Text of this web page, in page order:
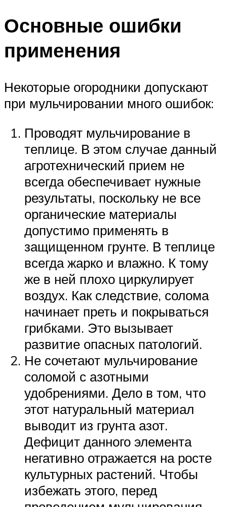
Основные ошибки
применения
Некоторые огородники допускают
при мульчировании много ошибок:
Проводят мульчирование в
теплице. В этом случае данный
агротехнический прием не
всегда обеспечивает нужные
результаты, поскольку не все
органические материалы
допустимо применять в
защищенном грунте. В теплице
всегда жарко и влажно. К тому
же в ней плохо циркулирует
воздух. Как следствие, солома
начинает преть и покрываться
грибками. Это вызывает
развитие опасных патологий.
Не сочетают мульчирование
соломой с азотными
удобрениями. Дело в том, что
этот натуральный материал
выводит из грунта азот.
Дефицит данного элемента
негативно отражается на росте
культурных растений. Чтобы
избежать этого, перед